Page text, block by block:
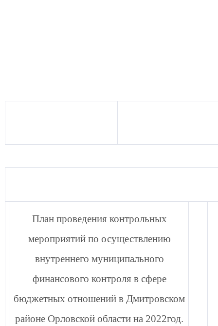
План проведения контрольных
мероприятий по осуществлению
внутреннего муниципального
финансового контроля в сфере
бюджетных отношений в Дмитровском
районе Орловской области на 2022год.